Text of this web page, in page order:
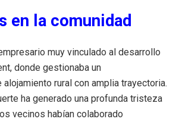
en la comunidad
muy vinculado al desarrollo
donde gestionaba un
rural con amplia trayectoria.
ha generado una profunda tristeza
vecinos habían colaborado